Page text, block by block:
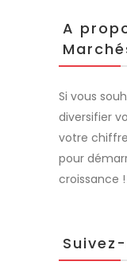
A
Si vous
diversifier
votre
pour
croissance !